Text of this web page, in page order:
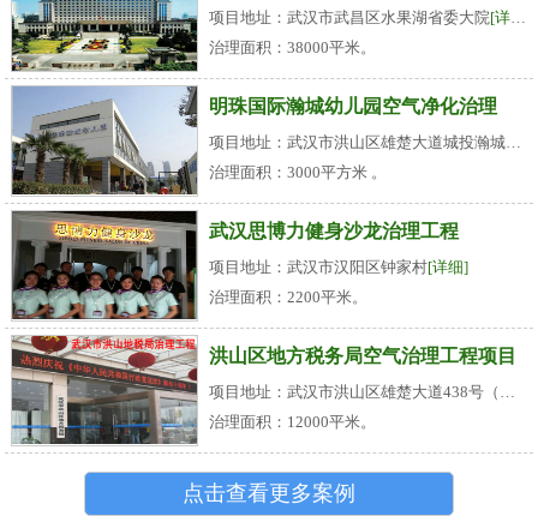
项目地址：武汉市武昌区水果湖省委大院[详细]
治理面积：38000平米。
明珠国际瀚城幼儿园空气净化治理
治理面积：3000平方米 。
武汉思博力健身沙龙治理工程
项目地址：武汉市汉阳区钟家村[详细]
治理面积：2200平米。
洪山区地方税务局空气治理工程项目
治理面积：12000平米。
点击查看更多案例